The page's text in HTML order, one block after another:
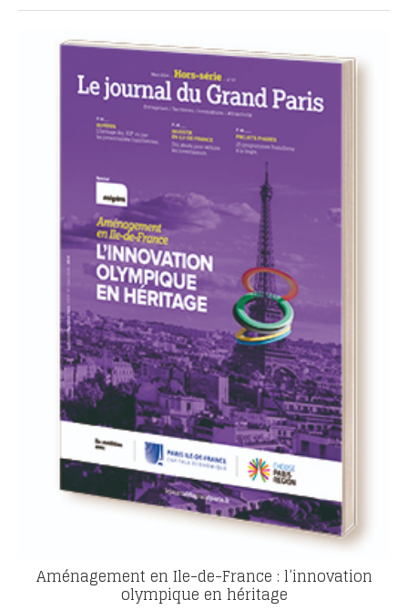
Aménagement en Ile-de-France : l’innovation
olympique en héritage